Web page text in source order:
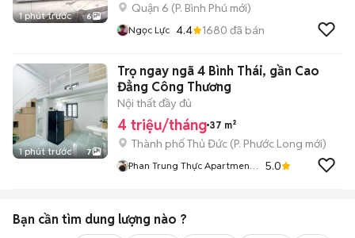
1 phút trước 6
Quận 6 (P. Bình Phú mới)
Ngọc Lực 4.4 1680 đã bán
1 phút trước 7
Trọ ngay ngã 4 Bình Thái, gần Cao
Đẳng Công Thương
Nội thất đầy đủ
4 triệu/tháng 37 m²
Thành phố Thủ Đức (P. Phước Long mới)
Phan Trung Thực Apartment
5.0
Bạn cần tìm dung lượng nào ?